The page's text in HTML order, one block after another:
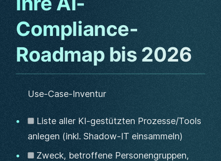
Compliance-
Roadmap bis 2026
Use-Case-Inventur
Liste aller KI-gestützten Prozesse/Tools
anlegen (inkl. Shadow-IT einsammeln)
Zweck, betroffene Personengruppen,